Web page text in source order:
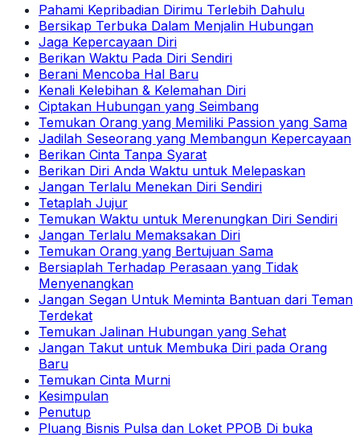
Pahami Kepribadian Dirimu Terlebih Dahulu
Bersikap Terbuka Dalam Menjalin Hubungan
Jaga Kepercayaan Diri
Berikan Waktu Pada Diri Sendiri
Berani Mencoba Hal Baru
Kenali Kelebihan & Kelemahan Diri
Ciptakan Hubungan yang Seimbang
Temukan Orang yang Memiliki Passion yang Sama
Jadilah Seseorang yang Membangun Kepercayaan
Berikan Cinta Tanpa Syarat
Berikan Diri Anda Waktu untuk Melepaskan
Jangan Terlalu Menekan Diri Sendiri
Tetaplah Jujur
Temukan Waktu untuk Merenungkan Diri Sendiri
Jangan Terlalu Memaksakan Diri
Temukan Orang yang Bertujuan Sama
Bersiaplah Terhadap Perasaan yang Tidak
Menyenangkan
Jangan Segan Untuk Meminta Bantuan dari Teman
Terdekat
Temukan Jalinan Hubungan yang Sehat
Jangan Takut untuk Membuka Diri pada Orang
Baru
Temukan Cinta Murni
Kesimpulan
Penutup
Pluang Bisnis Pulsa dan Loket PPOB Di buka